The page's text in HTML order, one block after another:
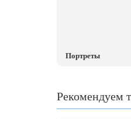
Рождество Христово
22 января, День
Портреты
Рекомендуем